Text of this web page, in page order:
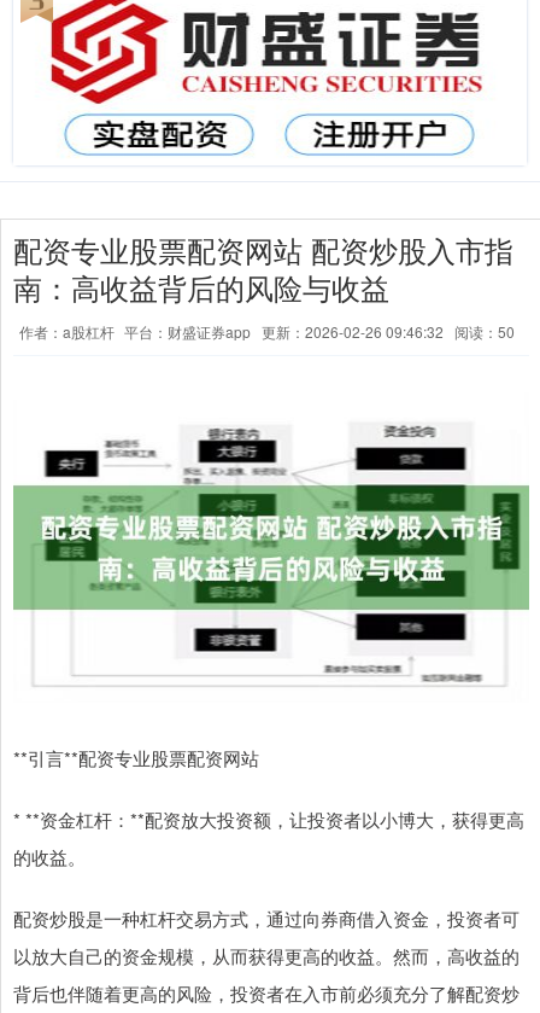
配资专业股票配资网站 配资炒股入市指
南：高收益背后的风险与收益
作者：a股杠杆 平台：财盛证券app 更新：2026-02-26 09:46:32 阅读：50
**引言**配资专业股票配资网站
* **资金杠杆：**配资放大投资额，让投资者以小博大，获得更高
的收益。
配资炒股是一种杠杆交易方式，通过向券商借入资金，投资者可
以放大自己的资金规模，从而获得更高的收益。然而，高收益的
背后也伴随着更高的风险，投资者在入市前必须充分了解配资炒